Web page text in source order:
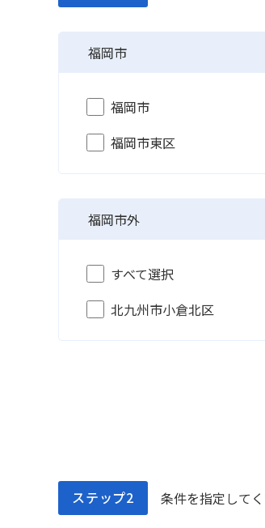
福岡市
福岡市
福岡市東区
福岡市外
すべて選択
北九州市小倉北区
ステップ2 条件を指定して